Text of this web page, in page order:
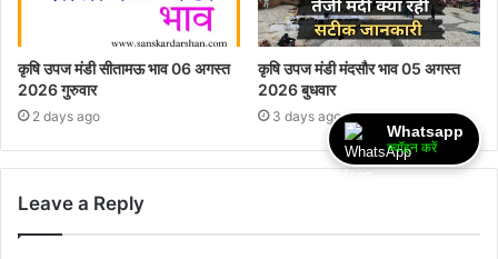
कृषि उपज मंडी सीतामऊ भाव 06 अगस्त
2026 गुरुवार
2 days ago
कृषि उपज मंडी मंदसौर भाव 05 अगस्त
2026 बुधवार
3 days ago
Leave a Reply
Whatsapp
ज्वॉइन करें